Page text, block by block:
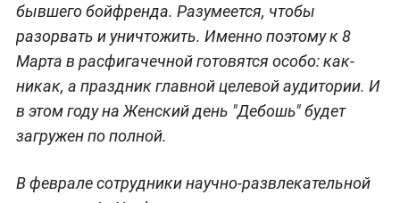
бывшего бойфренда. Разумеется, чтобы
разорвать и уничтожить. Именно поэтому к 8
Марта в расфигачечной готовятся особо: как-
никак, а праздник главной целевой аудитории. И
в этом году на Женский день "Дебошь" будет
загружен по полной.
В феврале сотрудники научно-развлекательной